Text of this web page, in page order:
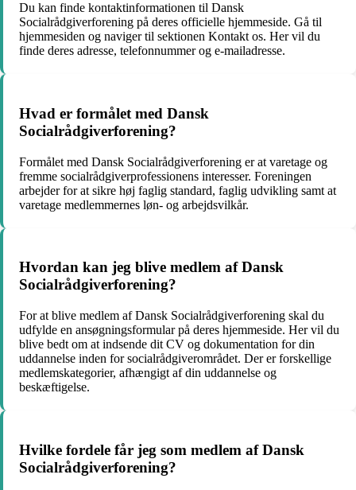
Du kan finde kontaktinformationen til Dansk
Socialrådgiverforening på deres officielle hjemmeside. Gå til
hjemmesiden og naviger til sektionen Kontakt os. Her vil du
finde deres adresse, telefonnummer og e-mailadresse.
Hvad er formålet med Dansk
Socialrådgiverforening?
Formålet med Dansk Socialrådgiverforening er at varetage og
fremme socialrådgiverprofessionens interesser. Foreningen
arbejder for at sikre høj faglig standard, faglig udvikling samt at
varetage medlemmernes løn- og arbejdsvilkår.
Hvordan kan jeg blive medlem af Dansk
Socialrådgiverforening?
For at blive medlem af Dansk Socialrådgiverforening skal du
udfylde en ansøgningsformular på deres hjemmeside. Her vil du
blive bedt om at indsende dit CV og dokumentation for din
uddannelse inden for socialrådgiverområdet. Der er forskellige
medlemskategorier, afhængigt af din uddannelse og
beskæftigelse.
Hvilke fordele får jeg som medlem af Dansk
Socialrådgiverforening?